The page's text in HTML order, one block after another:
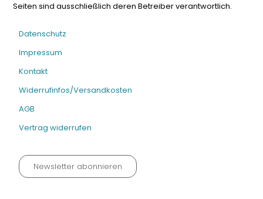
Seiten sind ausschließlich deren Betreiber verantwortlich.
Datenschutz
Impressum
Kontakt
Widerrufinfos/Versandkosten
AGB
Vertrag widerrufen
Newsletter abonnieren